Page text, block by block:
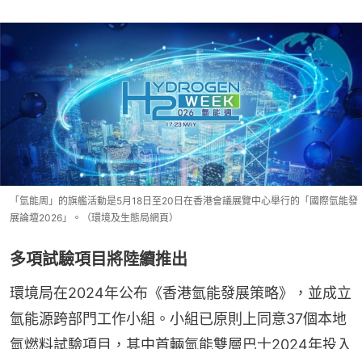
「氫能周」的旗艦活動是5月18日至20日在香港會議展覽中心舉行的「國際氫能發
展論壇2026」。（環境及生態局網頁）
多項試驗項目將陸續推出
環境局在2024年公布《香港氫能發展策略》，並成立
氫能源跨部門工作小組。小組已原則上同意37個本地
氫燃料試驗項目，其中首輛氫能雙層巴士2024年投入